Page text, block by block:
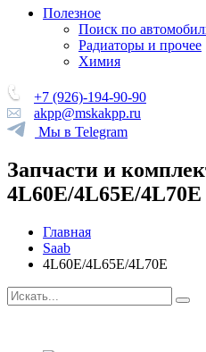
Полезное
Поиск по
Радиаторы и прочее
Химия
+7 (926)-194-90-90
akpp@mskakpp.ru
Мы в Telegram
Запчасти и
4L60E/4L65E/4L70E
Главная
Saab
4L60E/4L65E/4L70E